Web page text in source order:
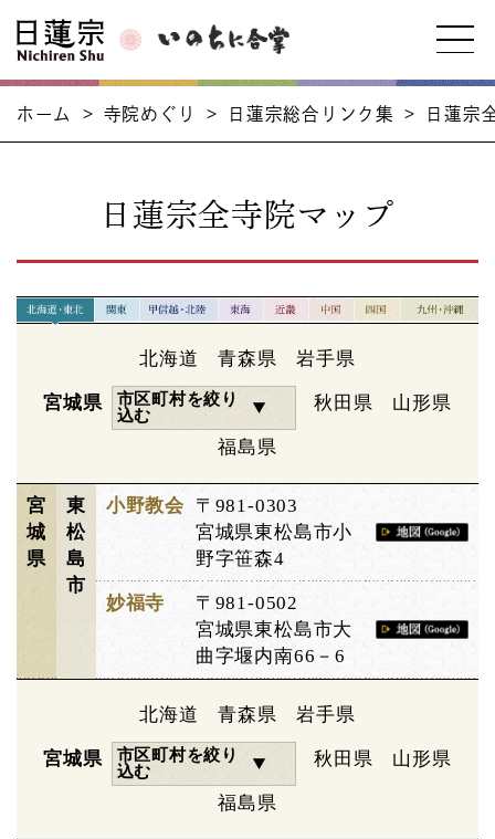
ホーム > 寺院めぐり > 日蓮宗総合リンク集 > 日蓮宗
日蓮宗全寺院マップ
北海道 青森県 岩手県
宮城県
市区町村を絞り
込む
秋田県 山形県
福島県
宮
城
県
東
松
島
市
小野教会
〒981-0303
宮城県東松島市小
野字笹森4
妙福寺
〒981-0502
宮城県東松島市大
曲字堰内南66－6
北海道 青森県 岩手県
宮城県
市区町村を絞り
込む
秋田県 山形県
福島県